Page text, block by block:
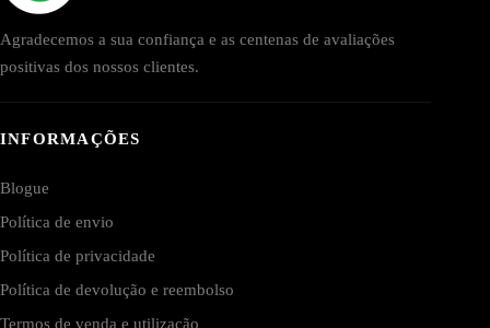
Agradecemos a sua confiança e as centenas de avaliações
positivas dos nossos clientes.
INFORMAÇÕES
Blogue
Política de envio
Política de privacidade
Política de devolução e reembolso
Termos de venda e utilização